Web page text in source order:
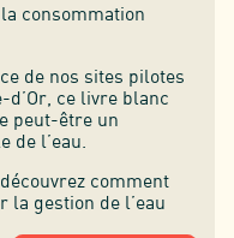
consommation
de nos sites pilotes
d’Or, ce livre blanc
peut-être un
l’eau.
comment
gestion de l’eau